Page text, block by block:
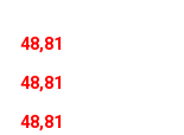
48,81
48,81
48,81